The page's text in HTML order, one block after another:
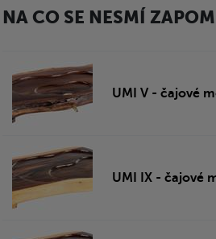
NA CO SE NESMÍ
UMI V - čajové
UMI IX - čajové